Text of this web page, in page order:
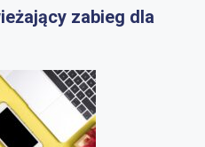
zabieg dla